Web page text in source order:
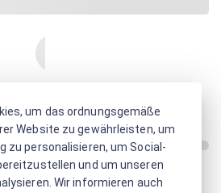
um das ordnungsgemäße
Website zu gewährleisten, um
zu personalisieren, um Social-
und um unseren
Wir informieren auch